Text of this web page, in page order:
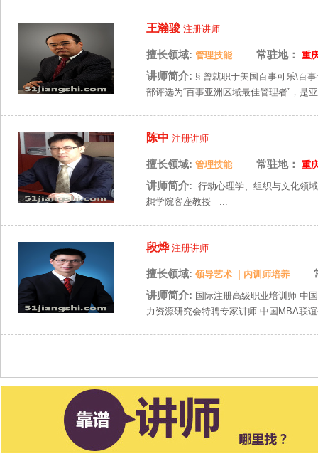
王瀚骏 注册讲师
擅长领域: 管理技能 常驻地： 重
讲师简介: § 曾就职于美国百事可乐\百
部评选为“百事亚洲区域最佳管理者”，是
陈中 注册讲师
擅长领域: 管理技能 常驻地： 重
讲师简介: 行动心理学、组织与文化领
想学院客座教授 ...
段烨 注册讲师
擅长领域: 领导艺术 内训师培养
讲师简介: 国际注册高级职业培训师
力资源研究会特聘专家讲师 中国MBA联